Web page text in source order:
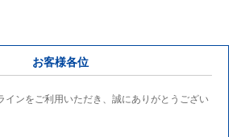
お客様各位
インをご利用いただき、誠にありがとうござい